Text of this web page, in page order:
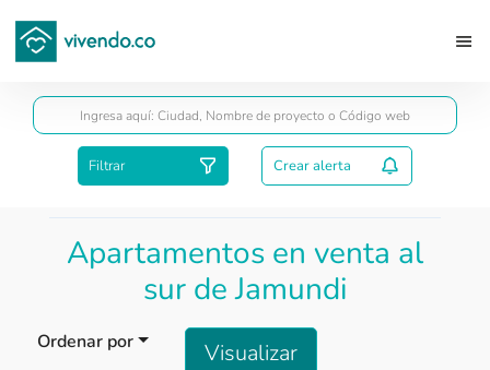
Filtrar Crear alerta
Apartamentos en venta al
sur de Jamundi
Ordenar por
Visualizar
Guardar